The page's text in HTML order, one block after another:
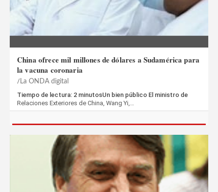
China ofrece mil millones de dólares a Sudamérica para
la vacuna coronaria
La ONDA digital
Tiempo de lectura: 2 minutosUn bien público El ministro de
Relaciones Exteriores de China, Wang Yi,…